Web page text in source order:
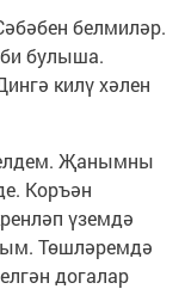
белмиләр.
булыша.
килү хәлен
Җанымны
Коръән
үземдә
Төшләремдә
догалар